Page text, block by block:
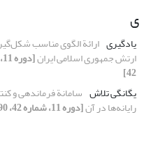
ی
یادگیری ارائة الگوی مناسب
ارتش جمهوری اسلامی ایران
42]
یگانگی تلاش
رایانه‌ها در آن[دوره 11، شماره 42، 1390، صفحه 43-70]